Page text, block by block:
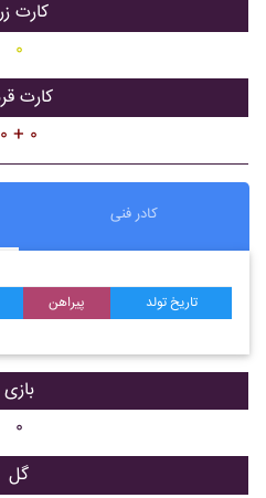
کارت
۰
کارت
۰ + ۰
کادر فنی
پیراهن تاریخ تولد
بازی
۰
گل